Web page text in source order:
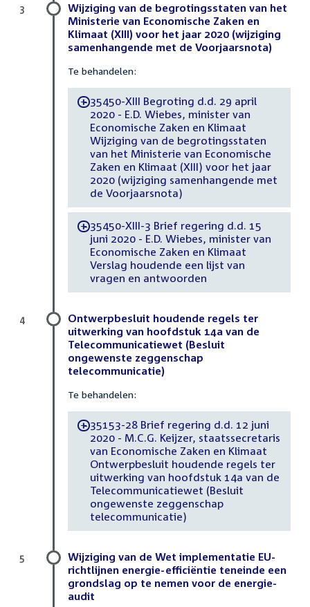
Wijziging van de begrotingsstaten van het
Ministerie van Economische Zaken en
Klimaat (XIII) voor het jaar 2020 (wijziging
samenhangende met de Voorjaarsnota)
Te behandelen:
-35450-XIII Begroting d.d. 29 april
2020 - E.D. Wiebes, minister van
Economische Zaken en Klimaat
Wijziging van de begrotingsstaten
van het Ministerie van Economische
Zaken en Klimaat (XIII) voor het jaar
2020 (wijziging samenhangende met
de Voorjaarsnota)
-35450-XIII-3 Brief regering d.d. 15
juni 2020 - E.D. Wiebes, minister van
Economische Zaken en Klimaat
Verslag houdende een lijst van
vragen en antwoorden
3
Ontwerpbesluit houdende regels ter
uitwerking van hoofdstuk 14a van de
Telecommunicatiewet (Besluit
ongewenste zeggenschap
telecommunicatie)
Te behandelen:
-35153-28 Brief regering d.d. 12 juni
2020 - M.C.G. Keijzer, staatssecretaris
van Economische Zaken en Klimaat
Ontwerpbesluit houdende regels ter
uitwerking van hoofdstuk 14a van de
Telecommunicatiewet (Besluit
ongewenste zeggenschap
telecommunicatie)
4
Wijziging van de Wet implementatie EU-
richtlijnen energie-efficiëntie teneinde een
grondslag op te nemen voor de energie-
audit
5